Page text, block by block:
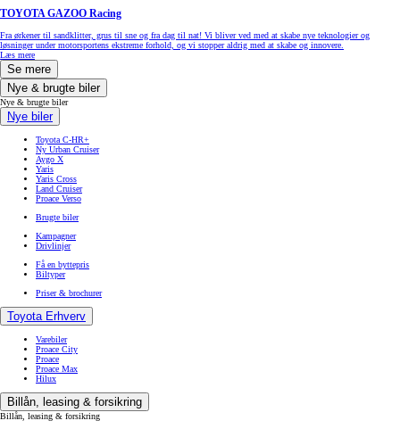
TOYOTA GAZOO Racing
Fra ørkener til sandklitter, grus til sne og fra dag til nat! Vi bliver ved med at skabe nye teknologier og
løsninger under motorsportens ekstreme forhold, og vi stopper aldrig med at skabe og innovere.
Læs mere
Se mere
Nye & brugte biler
Nye & brugte biler
Nye biler
Toyota C-HR+
Ny Urban Cruiser
Aygo X
Yaris
Yaris Cross
Land Cruiser
Proace Verso
Brugte biler
Kampagner
Drivlinjer
Få en byttepris
Biltyper
Priser & brochurer
Toyota Erhverv
Varebiler
Proace City
Proace
Proace Max
Hilux
Billån, leasing & forsikring
Billån, leasing & forsikring